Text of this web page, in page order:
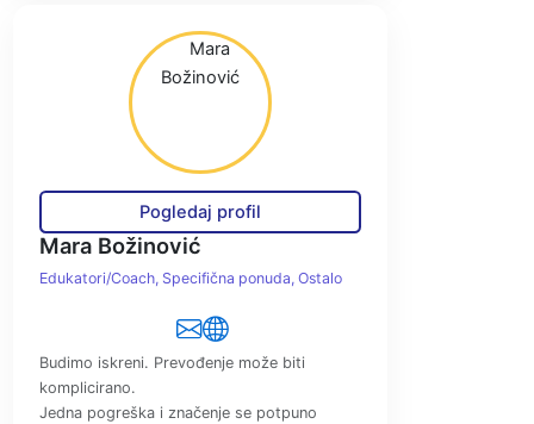
Pogledaj profil
Mara Božinović
Edukatori/Coach Specifična ponuda Ostalo
Budimo iskreni. Prevođenje može biti
komplicirano.
Jedna pogreška i značenje se potpuno